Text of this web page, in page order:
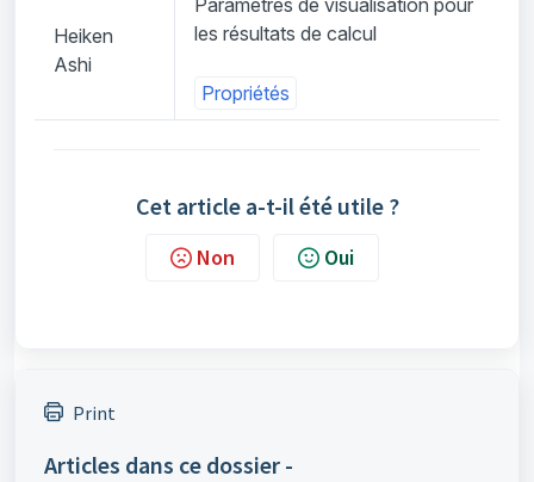
Heiken
Ashi
les résultats de calcul
Propriétés
Cet article a-t-il été utile ?
Non Oui
Print
Articles dans ce dossier -